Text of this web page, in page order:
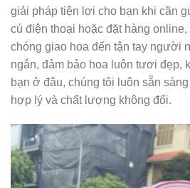
giải pháp tiện lợi cho bạn khi cần
cú điện thoại hoặc đặt hàng
chóng giao hoa đến tận tay người
ngắn, đảm bảo hoa luôn tươi đẹp,
bạn ở đâu, chúng tôi luôn sẵn
hợp lý và chất lượng không đổi.